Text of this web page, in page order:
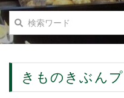
きものきぶん